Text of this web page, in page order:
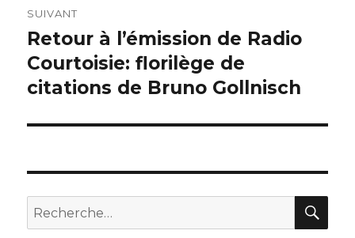
SUIVANT
Publication
suivante :
Retour à l’émission de Radio
Courtoisie: florilège de
citations de Bruno Gollnisch
Recherche
pour :